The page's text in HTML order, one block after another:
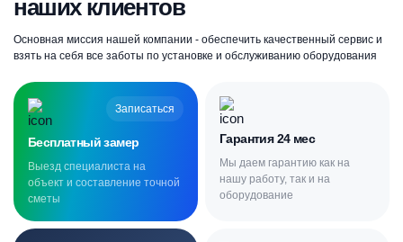
наших клиентов
Основная миссия нашей компании - обеспечить качественный сервис и
взять на себя все заботы по установке и обслуживанию оборудования
Записаться
Бесплатный замер
Выезд специалиста на
объект и составление точной
сметы
Гарантия 24 мес
Мы даем гарантию как на
нашу работу, так и на
оборудование